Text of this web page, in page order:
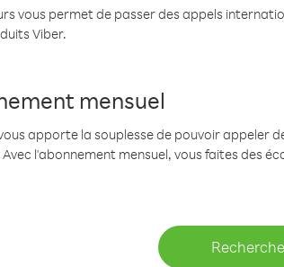
vous permet de passer des appels
Viber.
mensuel
apporte la souplesse de pouvoir appeler
l'abonnement mensuel, vous faites des